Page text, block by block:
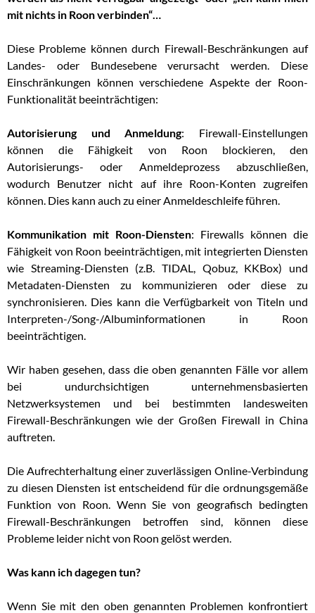
mit nichts in Roon verbinden“…
Diese Probleme können durch Firewall-Beschränkungen auf
Landes- oder Bundesebene verursacht werden. Diese
Einschränkungen können verschiedene Aspekte der Roon-
Funktionalität beeinträchtigen:
Autorisierung und Anmeldung: Firewall-Einstellungen
können die Fähigkeit von Roon blockieren, den
Autorisierungs- oder Anmeldeprozess abzuschließen,
wodurch Benutzer nicht auf ihre Roon-Konten zugreifen
können. Dies kann auch zu einer Anmeldeschleife führen.
Kommunikation mit Roon-Diensten: Firewalls können die
Fähigkeit von Roon beeinträchtigen, mit integrierten Diensten
wie Streaming-Diensten (z.B. TIDAL, Qobuz, KKBox) und
Metadaten-Diensten zu kommunizieren oder diese zu
synchronisieren. Dies kann die Verfügbarkeit von Titeln und
Interpreten-/Song-/Albuminformationen in Roon
beeinträchtigen.
Wir haben gesehen, dass die oben genannten Fälle vor allem
bei undurchsichtigen unternehmensbasierten
Netzwerksystemen und bei bestimmten landesweiten
Firewall-Beschränkungen wie der Großen Firewall in China
auftreten.
Die Aufrechterhaltung einer zuverlässigen Online-Verbindung
zu diesen Diensten ist entscheidend für die ordnungsgemäße
Funktion von Roon. Wenn Sie von geografisch bedingten
Firewall-Beschränkungen betroffen sind, können diese
Probleme leider nicht von Roon gelöst werden.
Was kann ich dagegen tun?
Wenn Sie mit den oben genannten Problemen konfrontiert